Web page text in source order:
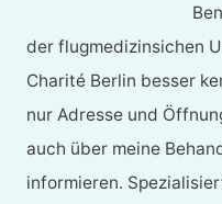
der flugmedizinsichen
Charité Berlin besser
nur Adresse und
auch über meine
informieren.